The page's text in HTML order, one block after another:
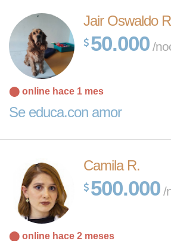
Jair Oswaldo
50.000 /
⬤ online hace 1 mes
Se educa.con amor
Camila R.
500.000 /
⬤ online hace 2 meses